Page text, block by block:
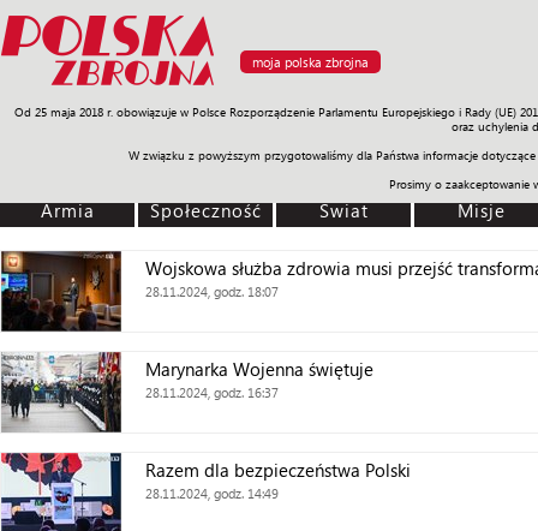
moja polska zbrojna
Od 25 maja 2018 r. obowiązuje w Polsce Rozporządzenie Parlamentu Europejskiego i Rady
oraz uchylenia
W związku z powyższym przygotowaliśmy dla Państwa informacje
Prosimy o
Armia Poligon Sprzęt Misje Polityka Prawo Świat
Armia Społeczność Świat Misje
Wojskowa służba zdrowia musi przejść
28.11.2024, godz. 18:07
Marynarka Wojenna świętuje
28.11.2024, godz. 16:37
Razem dla bezpieczeństwa Polski
28.11.2024, godz. 14:49